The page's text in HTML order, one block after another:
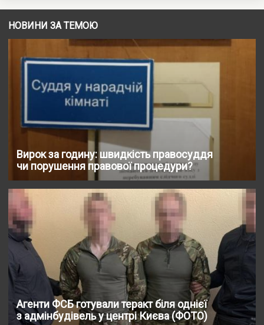
НОВИНИ ЗА ТЕМОЮ
Вирок за годину: швидкість правосуддя
чи порушення правової процедури?
Агенти ФСБ готували теракт біля однієї
з адмінбудівель у центрі Києва (ФОТО)